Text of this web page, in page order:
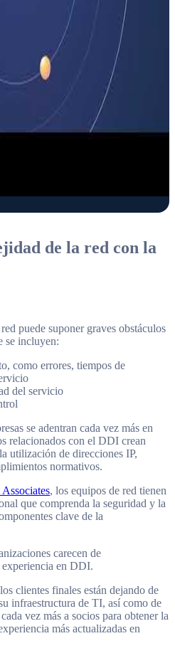
de la red con la
puede suponer graves obstáculos
se incluyen:
como errores, tiempos de
del servicio
se adentran cada vez más en
relacionados con el DDI crean
utilización de direcciones IP,
normativos.
, los equipos de red tienen
que comprenda la seguridad y la
clave de la
carecen de
en DDI.
clientes finales están dejando de
infraestructura de TI, así como de
vez más a socios para obtener la
más actualizadas en